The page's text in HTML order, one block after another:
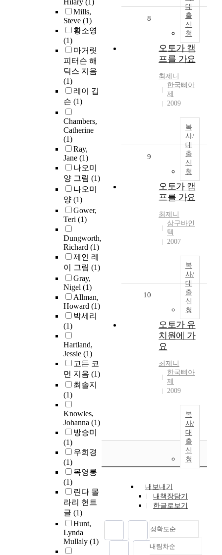
Hilary (1)
Mills,
Steve (1)
황소영
(1)
마거릿
피터슨 해
딕스 지음
(1)
레이 깁
슨 (1)
Chambers,
Catherine
(1)
Ray,
Jane (1)
나오미
양 그림 (1)
나오미
양 (1)
Gower,
Teri (1)
Dungworth,
Richard (1)
제인 레
이 그림 (1)
Gray,
Nigel (1)
Allman,
Howard (1)
박세리
(1)
Hartland,
Jessie (1)
고든 코
먼 지음 (1)
최솔지
(1)
Knowles,
Johanna (1)
방승미
(1)
우희경
(1)
목영롱
(1)
린다 몰
라리 헌트
글 (1)
Hunt,
Lynda
Mullaly (1)
대
출
신
청
8
오토가 캠
프를 가요
최제니
한국삐아
제
2009
복
사/
대
출
신
청
9
오토가 캠
프를 가요
최제니
삼구바인
텍
2007
복
사/
대
출
신
청
10
오토가 유
치원에 가
요
최제니
한국삐아
제
2009
복
사/
대
출
신
청
내보내기
내책장담기
한글로보기
정확도순
정확도
내림차순